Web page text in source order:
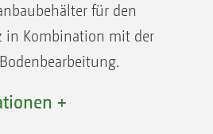
ermöglicht wird
für den
in Kombination mit der
über das ISOBUS-
+